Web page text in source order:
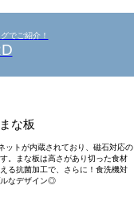
でご紹介！
な板
ットが内蔵されており、磁石対応の
。まな板は高さがあり切った食材
る抗菌加工で、さらに！食洗機対
ルなデザイン◎